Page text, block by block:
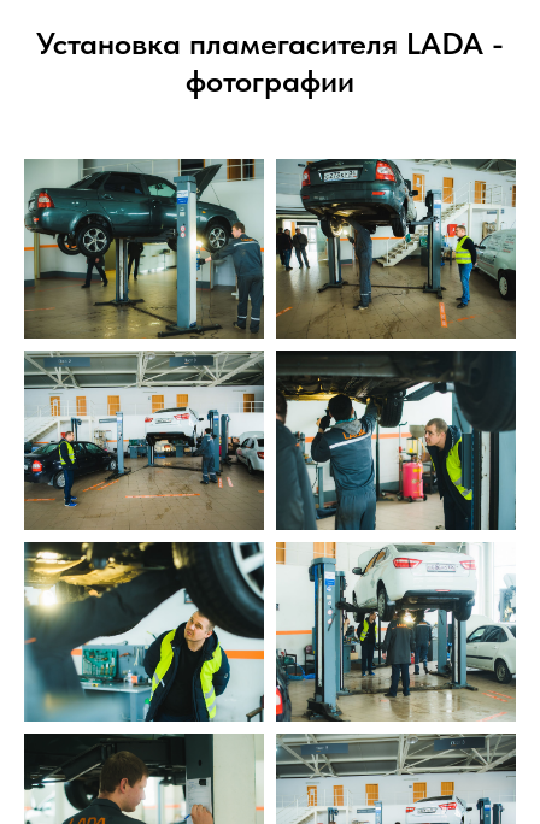
Установка пламегасителя LADA -
фотографии